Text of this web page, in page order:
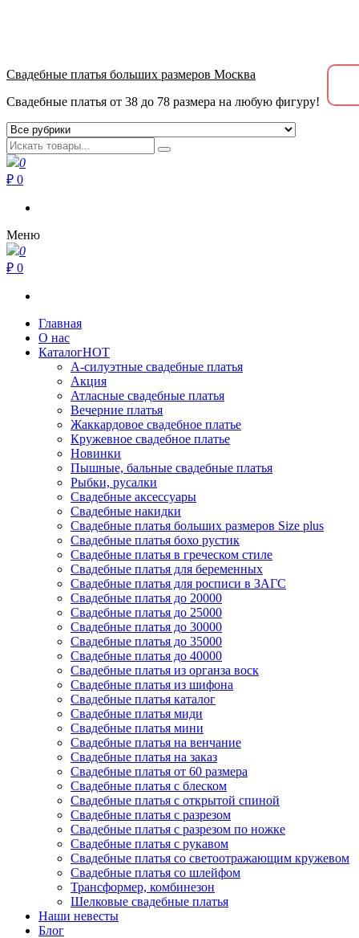
Свадебные платья больших размеров Москва
Свадебные платья от 38 до 78 размера на любую фигуру!
0
₽ 0
Меню
0
₽ 0
Главная
О нас
КаталогHOT
А-силуэтные свадебные платья
Акция
Атласные свадебные платья
Вечерние платья
Жаккардовое свадебное платье
Кружевное свадебное платье
Новинки
Пышные, бальные свадебные платья
Рыбки, русалки
Свадебные аксессуары
Свадебные накидки
Свадебные платья больших размеров Size plus
Свадебные платья бохо рустик
Свадебные платья в греческом стиле
Свадебные платья для беременных
Свадебные платья для росписи в ЗАГС
Свадебные платья до 20000
Свадебные платья до 25000
Свадебные платья до 30000
Свадебные платья до 35000
Свадебные платья до 40000
Свадебные платья из органза воск
Свадебные платья из шифона
Свадебные платья каталог
Свадебные платья миди
Свадебные платья мини
Свадебные платья на венчание
Свадебные платья на заказ
Свадебные платья от 60 размера
Свадебные платья с блеском
Свадебные платья с открытой спиной
Свадебные платья с разрезом
Свадебные платья с разрезом по ножке
Свадебные платья с рукавом
Свадебные платья со светоотражающим кружевом
Свадебные платья со шлейфом
Трансформер, комбинезон
Шелковые свадебные платья
Наши невесты
Блог